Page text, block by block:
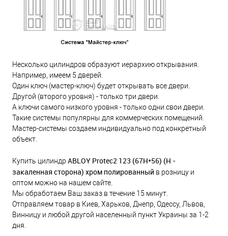
Несколько цилиндров образуют иерархию открывания.
Например, имеем 5 дверей.
Один ключ (мастер-ключ) будет открывать все двери.
Другой (второго уровня) - только три двери.
А ключи самого низкого уровня - только одни свои двери.
Такие системы популярны для коммерческих помещений.
Мастер-системы создаем индивидуально под конкретный
объект.
Купить цилиндр ABLOY Protec2 123 (67H*56) (H -
закаленная сторона) хром полированный в розницу и
оптом можно на нашем сайте.
Мы обработаем Ваш заказ в течение 15 минут.
Отправляем товар в Киев, Харьков, Днепр, Одессу, Львов,
Винницу и любой другой населенный пункт Украины за 1-2
дня.